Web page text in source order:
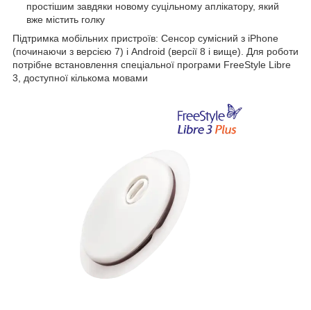
простішим завдяки новому суцільному аплікатору, який
вже містить голку
Підтримка мобільних пристроїв: Сенсор сумісний з iPhone
(починаючи з версією 7) і Android (версії 8 і вище). Для роботи
потрібне встановлення спеціальної програми FreeStyle Libre
3, доступної кількома мовами